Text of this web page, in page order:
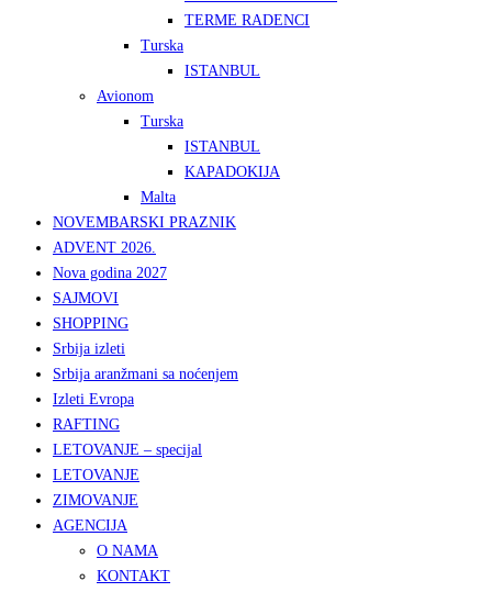
TERME RADENCI
Turska
ISTANBUL
Avionom
Turska
ISTANBUL
KAPADOKIJA
Malta
NOVEMBARSKI PRAZNIK
ADVENT 2026.
Nova godina 2027
SAJMOVI
SHOPPING
Srbija izleti
Srbija aranžmani sa noćenjem
Izleti Evropa
RAFTING
LETOVANJE – specijal
LETOVANJE
ZIMOVANJE
AGENCIJA
O NAMA
KONTAKT